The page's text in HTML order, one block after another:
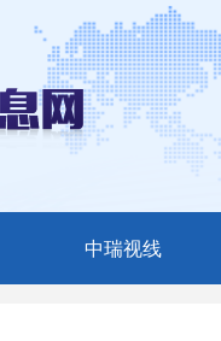
中瑞视线